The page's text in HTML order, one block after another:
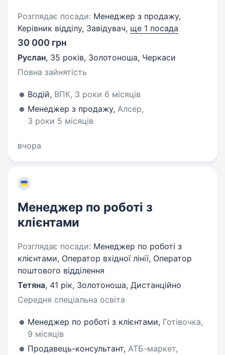
Розглядає посади: Менеджер з продажу,
Керівник відділу, Завідувач, ще 1 посада
30 000 грн
Руслан, 35 років, Золотоноша, Черкаси
Повна зайнятість
Водій, ВПК, 3 роки 6 місяців
Менеджер з продажу, Алсер,
3 роки 5 місяців
вчора
Менеджер по роботі з
клієнтами
Розглядає посади: Менеджер по роботі з
клієнтами, Оператор вхідної лінії, Оператор
поштового відділення
Тетяна, 41 рік, Золотоноша, Дистанційно
Середня спеціальна освіта
Менеджер по роботі з клієнтами, Готівочка,
9 місяців
Продавець-консультант, АТБ-маркет,